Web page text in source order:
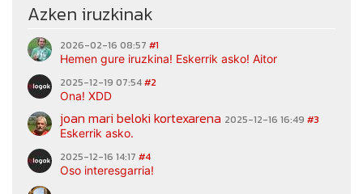
Azken iruzkinak
2026-02-16 08:57 #1
Hemen gure iruzkina! Eskerrik asko! Aitor
2025-12-19 07:54#2
Ona! XDD
joan mari beloki kortexarena 2025-12-16 16:49 #3
Eskerrik asko.
2025-12-16 14:17 #4
Oso interesgarria!